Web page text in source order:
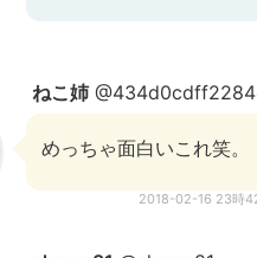
ねこ姉
めっちゃ面白いこれ笑。
2018-02-16 23時